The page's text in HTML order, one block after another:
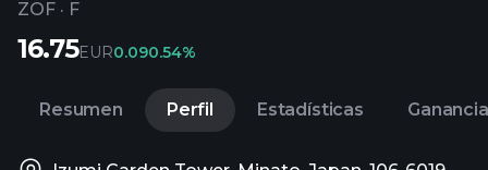
ZOF · F
16.75EUR0.090.54%
Resumen Perfil Estadísticas